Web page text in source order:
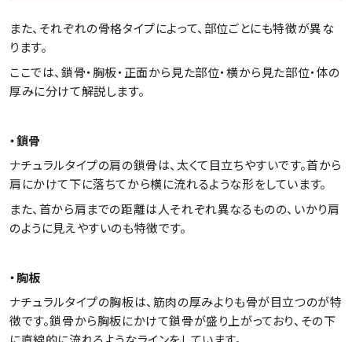
また、それぞれの骨格タイプによって、部位ごとにも特徴が異な
ります。
ここでは、鎖骨・胸板・正面から見た部位・横から見た部位・体の
厚みに分けて解説します。
・鎖骨
ナチュラルタイプの肩の鎖骨は、太くて目立ちやすいです。首から
肩にかけて下に落ちてから横に流れるような形をしています。
また、首から肩までの距離は人それぞれ異なるものの、いかり肩
のように見えやすいのも特徴です。
・胸板
ナチュラルタイプの胸板は、筋肉の厚みよりも骨が目立つのが特
徴です。鎖骨から胸板にかけて鎖骨が盛り上がっており、その下